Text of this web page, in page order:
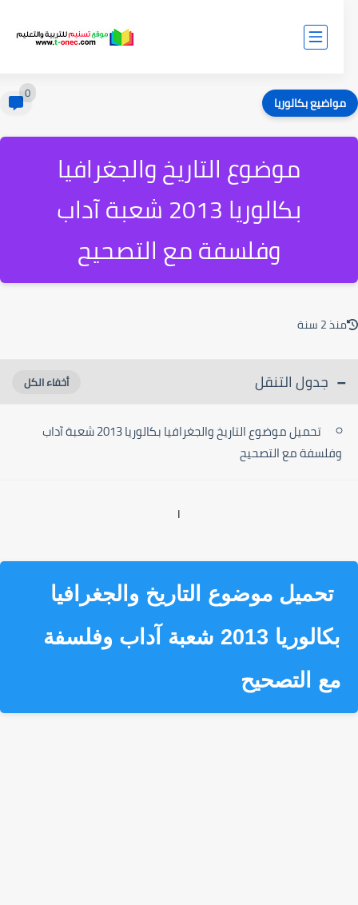
بكالوريا
موضوع التاريخ والجغرافيا
بكالوريا 2013 شعبة آداب
وفلسفة مع التصحيح
2 سنة
جدول التنقل
تحميل موضوع التاريخ والجغرافيا بكالوريا 2013 شعبة آداب
وفلسفة مع التصحيح
تحميل موضوع التاريخ والجغرافيا
بكالوريا 2013 شعبة آداب وفلسفة
مع التصحيح